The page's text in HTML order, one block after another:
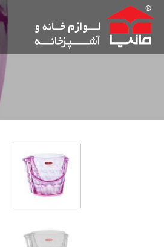
Skip
content